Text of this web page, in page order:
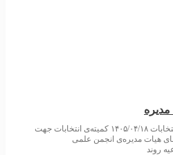
مدیره
اطلاعیه شماره‌ی ۳-۱ کمیته‌ی انتخابات ۱۴۰۵/۰۴/۱۸ کمیته‌ی انتخابات جهت
هیات مدیره‌ی انجمن علمی
روند